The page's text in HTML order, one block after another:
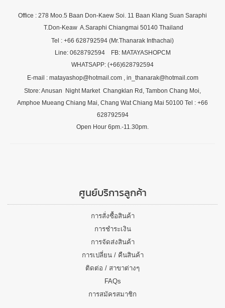
Office : 278 Moo.5 Baan Don-Kaew Soi. 11 Baan Klang Suan Saraphi
T.Don-Keaw A.Saraphi Chiangmai 50140 Thailand
Tel : +66 628792594 (Mr.Thanarak Inthachai)
Line: 0628792594 FB: MATAYASHOPCM
WHATSAPP: (+66)628792594
E-mail : matayashop@hotmail.com , in_thanarak@hotmail.com
Store: Anusan Night Market Changklan Rd, Tambon Chang Moi,
Amphoe Mueang Chiang Mai, Chang Wat Chiang Mai 50100 Tel : +66
628792594
Open Hour 6pm.-11.30pm.
ศูนย์บริการลูกค้า
การสั่งซื้อสินค้า
การชำระเงิน
การจัดส่งสินค้า
การเปลี่ยน / คืนสินค้า
ติดต่อ / สาขาต่างๆ
FAQs
การสมัครสมาชิก